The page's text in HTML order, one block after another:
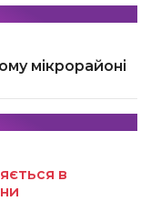
мікрорайоні
в